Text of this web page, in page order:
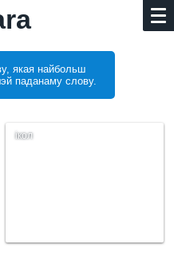
якая найбольш
паданаму слову.
ікол